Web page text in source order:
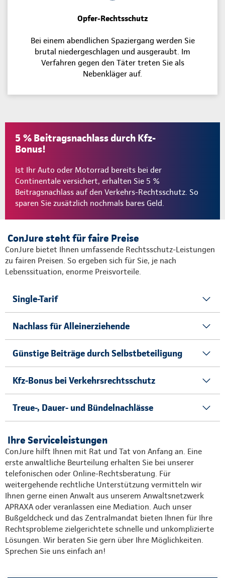
Opfer-Rechtsschutz
Bei einem abendlichen Spaziergang werden Sie
brutal niedergeschlagen und ausgeraubt. Im
Verfahren gegen den Täter treten Sie als
Nebenkläger auf.
5 % Beitragsnachlass durch Kfz-
Bonus!
Ist Ihr Auto oder Motorrad bereits bei der
Continentale versichert, erhalten Sie 5 %
Beitragsnachlass auf den Verkehrs-Rechtsschutz. So
sparen Sie zusätzlich nochmals bares Geld.
ConJure steht für faire Preise
ConJure bietet Ihnen umfassende Rechtsschutz-Leistungen
zu fairen Preisen. So ergeben sich für Sie, je nach
Lebenssituation, enorme Preisvorteile.
Single-Tarif
Nachlass für Alleinerziehende
Günstige Beiträge durch Selbstbeteiligung
Kfz-Bonus bei Verkehrsrechtsschutz
Treue-, Dauer- und Bündelnachlässe
Ihre Serviceleistungen
ConJure hilft Ihnen mit Rat und Tat von Anfang an. Eine
erste anwaltliche Beurteilung erhalten Sie bei unserer
telefonischen oder Online-Rechtsberatung. Für
weitergehende rechtliche Unterstützung vermitteln wir
Ihnen gerne einen Anwalt aus unserem Anwaltsnetzwerk
APRAXA oder veranlassen eine Mediation. Auch unser
Bußgeldcheck und das Zentralmandat bieten Ihnen für Ihre
Rechtsprobleme zielgerichtete schnelle und unkomplizierte
Lösungen. Wir beraten Sie gern über Ihre Möglichkeiten.
Sprechen Sie uns einfach an!